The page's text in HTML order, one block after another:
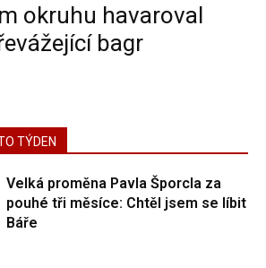
okruhu havaroval
bagr
TÝDEN
Velká proměna Pavla Šporcla za
pouhé tři měsíce: Chtěl jsem se líbit
Báře